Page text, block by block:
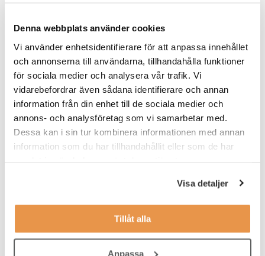
Denna webbplats använder cookies
Vi använder enhetsidentifierare för att anpassa innehållet
och annonserna till användarna, tillhandahålla funktioner
för sociala medier och analysera vår trafik. Vi
vidarebefordrar även sådana identifierare och annan
information från din enhet till de sociala medier och
annons- och analysföretag som vi samarbetar med.
Dessa kan i sin tur kombinera informationen med annan
information som du har tillhandahållit eller som de har
Visa detaljer
Tillåt alla
Anpassa
Du planerar själv ditt arbete dagligen och veckovis, så att du
hinner med både kundkontakt och administrativt arbete. Till din
hjälp har du avstämningar med en area manager, och under
introduktionen tar du del av vilka rutiner som du behöver ha koll
Våra förväntningar
Vi söker dig som:
har lätt att anpassa dig efter olika situationer